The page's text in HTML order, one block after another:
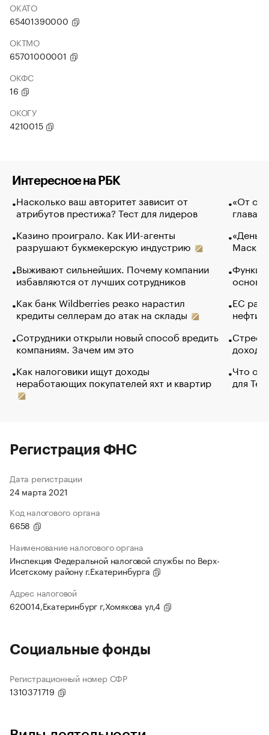
ОКАТО
65401390000
ОКТМО
65701000001
ОКФС
16
ОКОГУ
4210015
Интересное на РБК
Насколько ваш авторитет зависит от
атрибутов престижа? Тест для лидеров
Казино проиграло. Как ИИ-агенты
разрушают букмекерскую индустрию
Выживают сильнейших. Почему компании
избавляются от лучших сотрудников
Как банк Wildberries резко нарастил
кредиты селлерам до атак на склады
Сотрудники открыли новый способ вредить
компаниям. Зачем им это
Как налоговики ищут доходы
неработающих покупателей яхт и квартир
«От
глава
Маск в
основ
ЕС
нефти
Что
для
Регистрация ФНС
Дата регистрации
24 марта 2021
Код налогового органа
6658
Наименование налогового органа
Инспекция Федеральной налоговой службы по Верх-
Исетскому району г.Екатеринбурга
Адрес налоговой
620014,Екатеринбург г,Хомякова ул,4
Социальные фонды
Регистрационный номер СФР
1310371719